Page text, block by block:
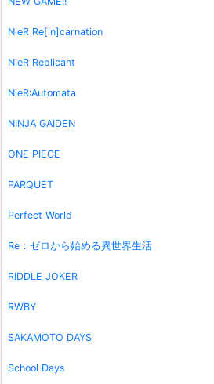
NieR Re[in]carnation
NieR Replicant
NieR:Automata
NINJA GAIDEN
ONE PIECE
PARQUET
Perfect World
Re：ゼロから始める異世界生活
RIDDLE JOKER
RWBY
SAKAMOTO DAYS
School Days